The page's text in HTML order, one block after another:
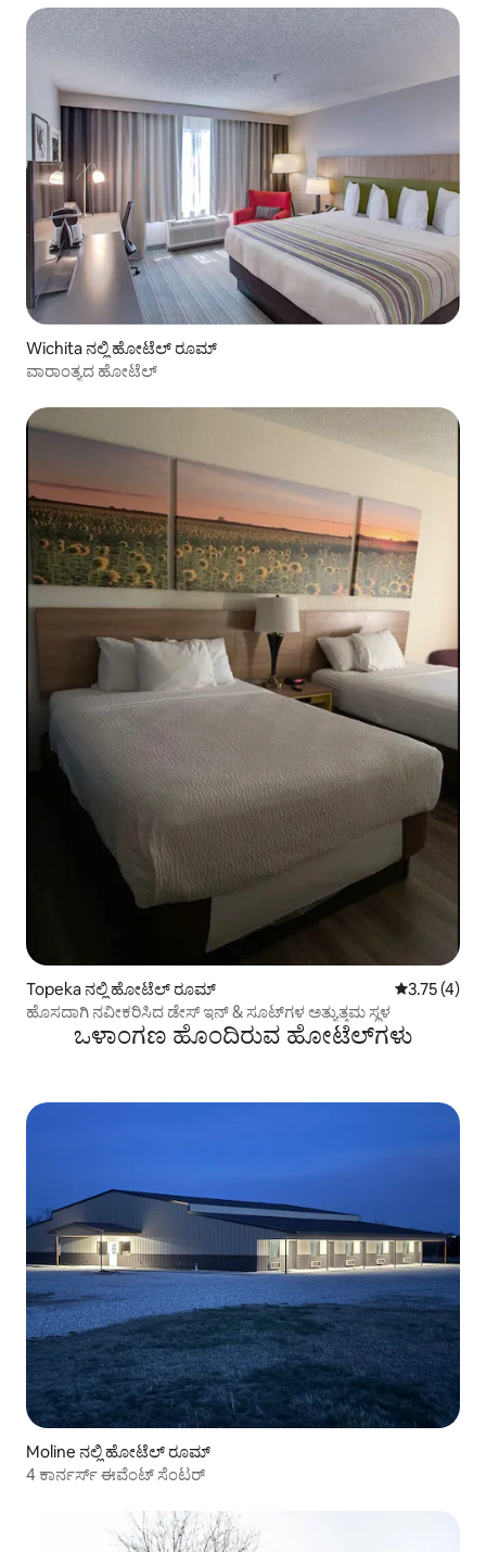
Wichita ನಲ್ಲಿ ಹೋಟೆಲ್ ರೂಮ್
ವಾರಾಂತ್ಯದ ಹೋಟೆಲ್
Topeka ನಲ್ಲಿ ಹೋಟೆಲ್ ರೂಮ್ 5 ರಲ್ಲಿ 3.75
3.75 (4)
ಹೊಸದಾಗಿ ನವೀಕರಿಸಿದ ಡೇಸ್ ಇನ್ & ಸೂಟ್‌ಗಳ ಅತ್ಯುತ್ತಮ ಸ್ಥಳ
ಒಳಾಂಗಣ ಹೊಂದಿರುವ ಹೋಟೆಲ್‌ಗಳು
Moline ನಲ್ಲಿ ಹೋಟೆಲ್ ರೂಮ್
4 ಕಾರ್ನರ್ಸ್ ಈವೆಂಟ್ ಸೆಂಟರ್